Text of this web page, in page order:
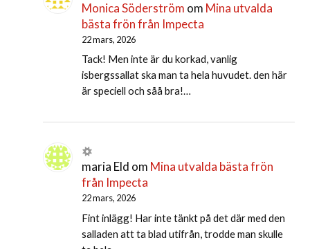
Monica Söderström om Mina utvalda
bästa frön från Impecta
22 mars, 2026
Tack! Men inte är du korkad, vanlig
isbergssallat ska man ta hela huvudet. den här
är speciell och såå bra!…
maria Eld om Mina utvalda bästa frön
från Impecta
22 mars, 2026
Fint inlägg! Har inte tänkt på det där med den
salladen att ta blad utifrån, trodde man skulle